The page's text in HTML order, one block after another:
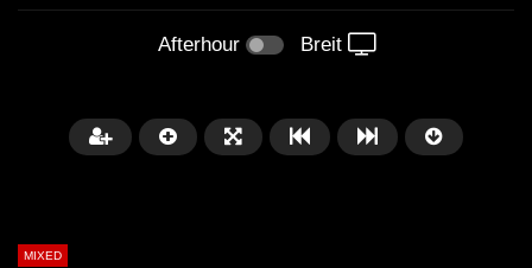
Afterhour Breit
MIXED